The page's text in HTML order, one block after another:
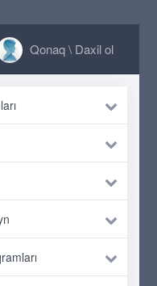
Qonaq \ Daxil ol